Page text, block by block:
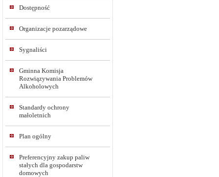
Dostępność
Organizacje pozarządowe
Sygnaliści
Gminna Komisja
Rozwiązywania Problemów
Alkoholowych
Standardy ochrony
małoletnich
Plan ogólny
Preferencyjny zakup paliw
stałych dla gospodarstw
domowych